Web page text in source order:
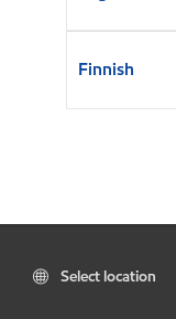
Finnish
Select location